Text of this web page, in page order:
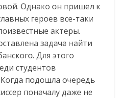
Однако он пришел к
героев все-таки
актеры.
задача найти
Для этого
студентов
подошла очередь
поначалу даже не